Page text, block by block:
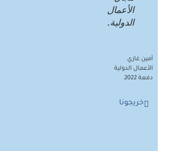
الأعمال
الدولية.
أمين غازي
الأعمال الدولية
دفعة 2022
خريجونا